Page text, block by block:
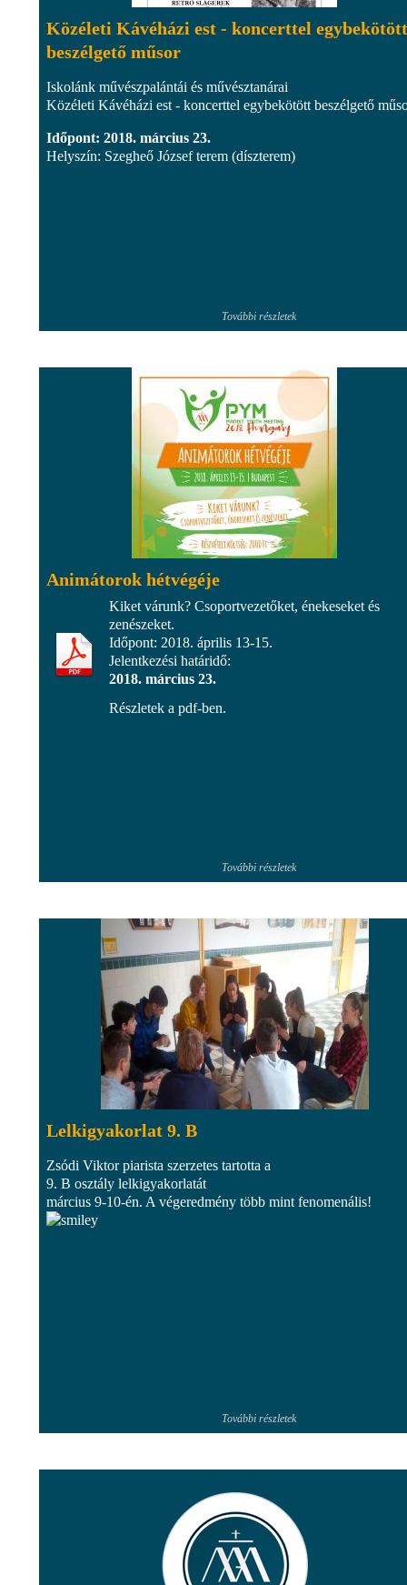
Közéleti Kávéházi est - koncerttel egybekötött
beszélgető műsor
Iskolánk művészpalántái és művésztanárai
Közéleti Kávéházi est - koncerttel egybekötött beszélgető
Időpont: 2018. március 23.
Helyszín: Szegheő József terem (díszterem)
További részletek
Animátorok hétvégéje
Kiket várunk? Csoportvezetőket, énekeseket és
zenészeket.
Időpont: 2018. április 13-15.
Jelentkezési határidő:
2018. március 23.
Részletek a pdf-ben.
További részletek
Lelkigyakorlat 9. B
Zsódi Viktor piarista szerzetes tartotta a
9. B osztály lelkigyakorlatát
március 9-10-én. A végeredmény több mint fenomenális!
További részletek